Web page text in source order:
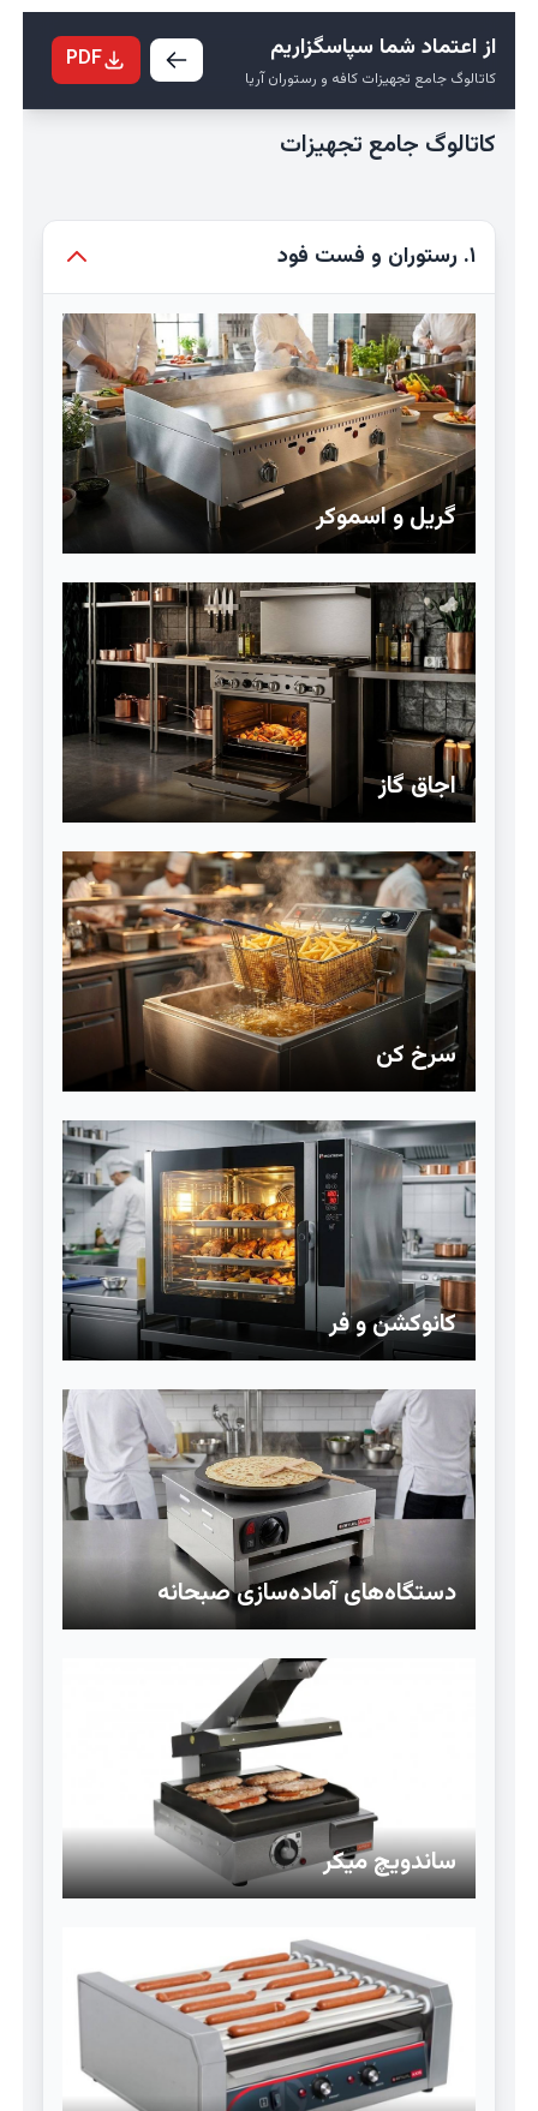
از اعتماد شما سپاسگزاریم
کاتالوگ جامع تجهیزات کافه و رستوران آریا
PDF
کاتالوگ جامع تجهیزات
۱. رستوران و فست فود
گریل و اسموکر
اجاق گاز
سرخ کن
کانوکشن و فر
دستگاه‌های آماده‌سازی صبحانه
ساندویچ میکر